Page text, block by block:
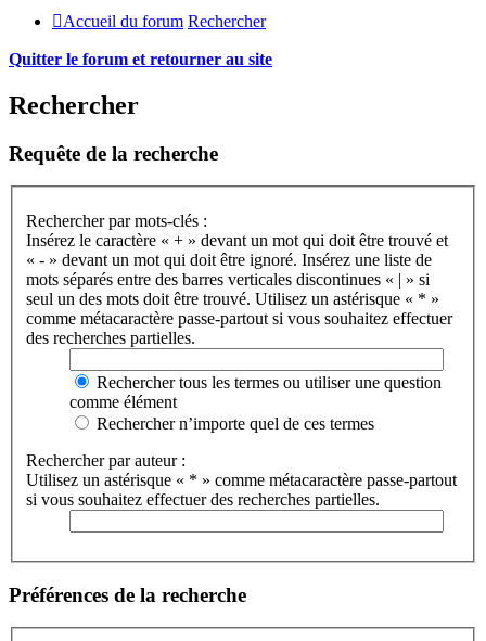
Accueil du forum Rechercher
Quitter le forum et retourner au site
Rechercher
Requête de la recherche
Rechercher par mots-clés :
Insérez le caractère « + » devant un mot qui doit être trouvé et
« - » devant un mot qui doit être ignoré. Insérez une liste de
mots séparés entre des barres verticales discontinues « | » si
seul un des mots doit être trouvé. Utilisez un astérisque « * »
comme métacaractère passe-partout si vous souhaitez effectuer
des recherches partielles.
Rechercher tous les termes ou utiliser une question
comme élément
Rechercher n’importe quel de ces termes
Rechercher par auteur :
Utilisez un astérisque « * » comme métacaractère passe-partout
si vous souhaitez effectuer des recherches partielles.
Préférences de la recherche